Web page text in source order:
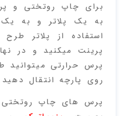
برای چاپ روتختی و
به یک پلاتر و به
استفاده از پلاتر
پرینت میکنید و در
پرس حرارتی میتوانید
روی پارچه انتقال
پرس های چاپ روتختی